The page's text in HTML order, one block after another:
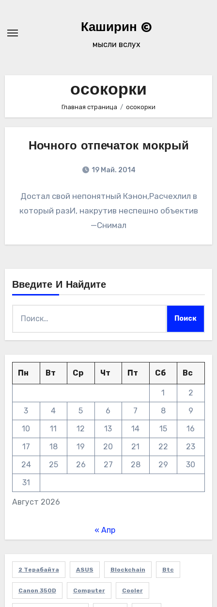
содержимому
Каширин ©
мысли вслух
осокорки
Главная страница осокорки
Ночного отпечаток мокрый
19 Май. 2014
Достал свой непонятный Кэнон,Расчехлил в
который разИ, накрутив неспешно объектив
—Снимал
Введите И Найдите
Август 2026
Пн Вт Ср Чт Пт Сб Вс
1
2
3
4 5 6 7 8
9
10
11 12 13 14 15
16
17
18 19 20 21 22
23
24
25 26 27 28 29
30
31
« Апр
2 Терабайта ASUS Blockchain Btc
Canon 350D Computer Cooler